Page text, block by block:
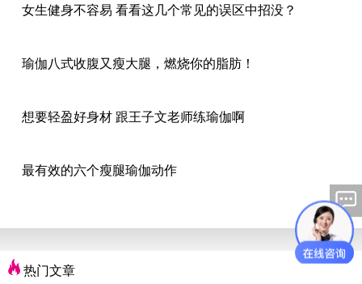
女生健身不容易 看看这几个常见的误区中招没？
瑜伽八式收腹又瘦大腿，燃烧你的脂肪！
想要轻盈好身材 跟王子文老师练瑜伽啊
最有效的六个瘦腿瑜伽动作
热门文章